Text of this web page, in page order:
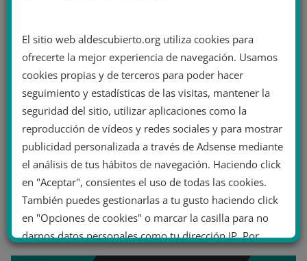
El sitio web aldescubierto.org utiliza cookies para
ofrecerte la mejor experiencia de navegación. Usamos
cookies propias y de terceros para poder hacer
seguimiento y estadísticas de las visitas, mantener la
seguridad del sitio, utilizar aplicaciones como la
reproducción de vídeos y redes sociales y para mostrar
publicidad personalizada a través de Adsense mediante
el análisis de tus hábitos de navegación. Haciendo click
en "Aceptar", consientes el uso de todas las cookies.
También puedes gestionarlas a tu gusto haciendo click
en "Opciones de cookies" o marcar la casilla para no
darnos datos personales como tu dirección IP. Por
último, puedes leer nuestra Política de cookies.